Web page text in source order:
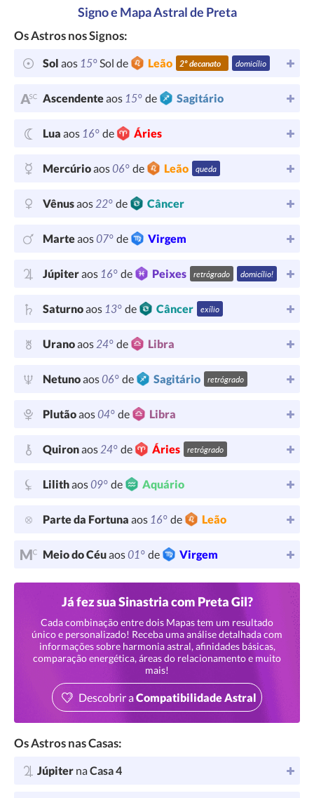
Signo e Mapa Astral de Preta
Os Astros nos Signos:
Sol aos 15°Sol de Leão 2º decanato domicílio
Ascendenteaos 15° de Sagitário
Lua aos 16° de Áries
Mercúrioaos06° de Leão queda
Vênusaos22° de Câncer
Marteaos07° de Virgem
Júpiteraos 16° de Peixes retrógrado domicílio!
Saturnoaos 13° de Câncer exílio
Uranoaos24° de Libra
Netunoaos06° de Sagitário retrógrado
Plutãoaos04° de Libra
Quironaos24° de Áries retrógrado
Lilithaos09° de Aquário
Parte da Fortuna aos 16° de Leão
Meio do Céuaos01° de Virgem
Já fez sua Sinastria com Preta Gil?
Cada combinação entre dois Mapas tem um resultado
único e personalizado! Receba uma análise detalhada com
informações sobre harmonia astral, afinidades básicas,
comparação energética, áreas do relacionamento e muito
mais!
Descobrir aCompatibilidade Astral
Os Astros nas Casas:
Júpiter naCasa 4